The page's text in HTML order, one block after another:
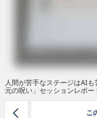
人間が苦手なステージはAI
元の呪い」セッションレポー
こ